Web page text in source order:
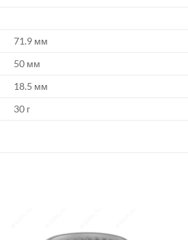
71.9 мм
50 мм
18.5 мм
30 г